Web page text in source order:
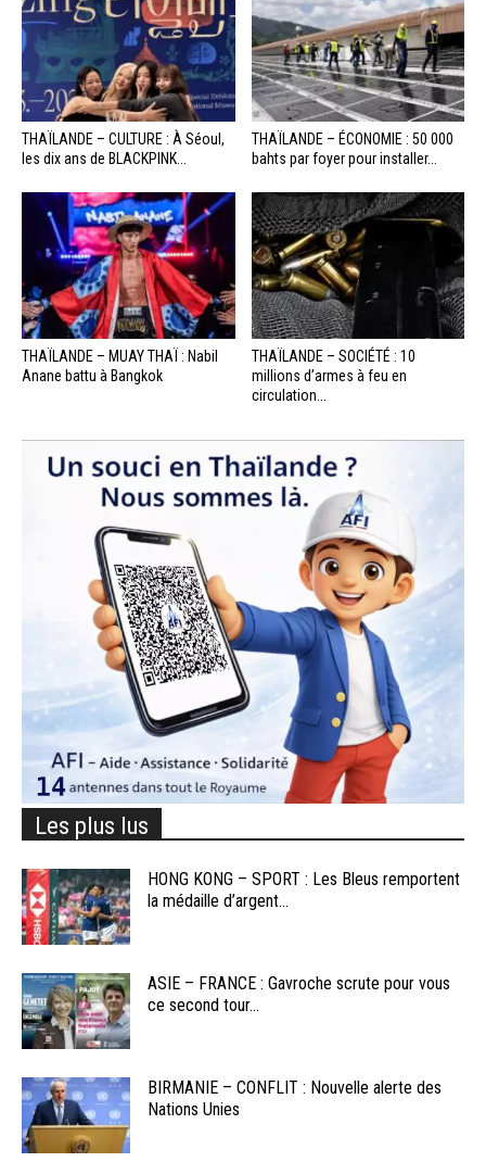
THAÏLANDE – CULTURE : À Séoul,
les dix ans de BLACKPINK...
THAÏLANDE – ÉCONOMIE : 50 000
bahts par foyer pour installer...
THAÏLANDE – MUAY THAÏ : Nabil
Anane battu à Bangkok
THAÏLANDE – SOCIÉTÉ : 10
millions d’armes à feu en
circulation...
Les plus lus
HONG KONG – SPORT : Les Bleus remportent
la médaille d’argent...
ASIE – FRANCE : Gavroche scrute pour vous
ce second tour...
BIRMANIE – CONFLIT : Nouvelle alerte des
Nations Unies